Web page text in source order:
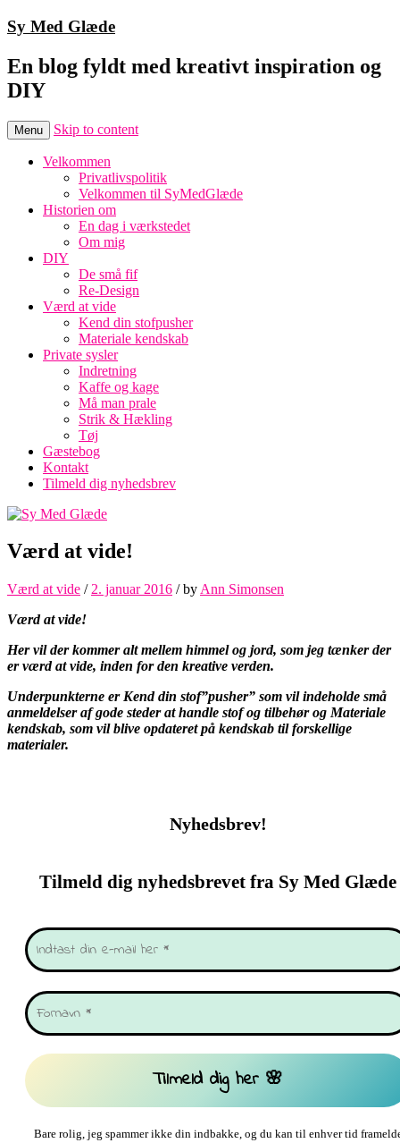
Sy Med Glæde
En blog fyldt med kreativt inspiration og
DIY
Menu Skip to content
Velkommen
Privatlivspolitik
Velkommen til SyMedGlæde
Historien om
En dag i værkstedet
Om mig
DIY
De små fif
Re-Design
Værd at vide
Kend din stofpusher
Materiale kendskab
Private sysler
Indretning
Kaffe og kage
Må man prale
Strik & Hækling
Tøj
Gæstebog
Kontakt
Tilmeld dig nyhedsbrev
Værd at vide!
Værd at vide / 2. januar 2016 /by Ann Simonsen
Værd at vide!
Her vil der kommer alt mellem himmel og jord, som jeg tænker der
er værd at vide, inden for den kreative verden.
Underpunkterne er Kend din stof”pusher” som vil indeholde små
anmeldelser af gode steder at handle stof og tilbehør og Materiale
kendskab, som vil blive opdateret på kendskab til forskellige
materialer.
Nyhedsbrev!
Tilmeld dig nyhedsbrevet fra Sy Med Glæde
Bare rolig, jeg spammer ikke din indbakke, og du kan til enhver tid